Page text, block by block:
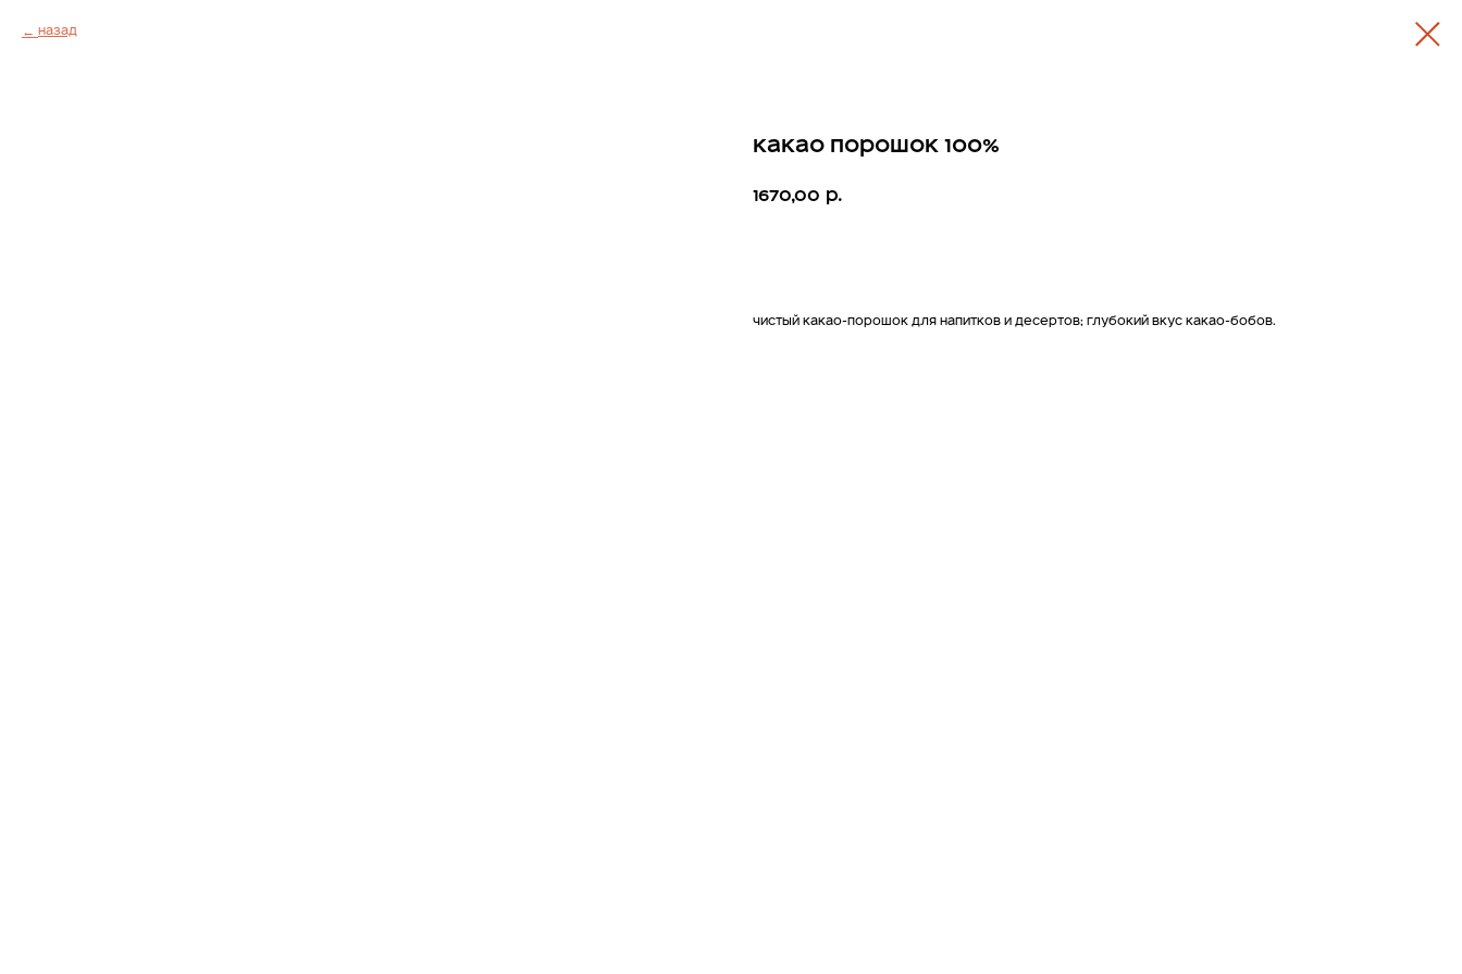
Назад
Какао порошок 100%
1670,00 р.
Чистый какао-порошок для напитков и десертов; глубокий вкус какао-бобов.